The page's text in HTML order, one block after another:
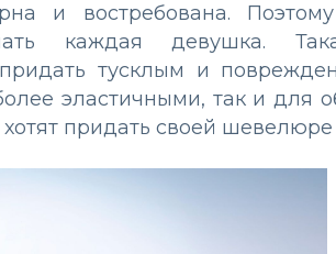
и востребована.
каждая девушка.
тусклым и
эластичными, так и для
придать своей шевелюре